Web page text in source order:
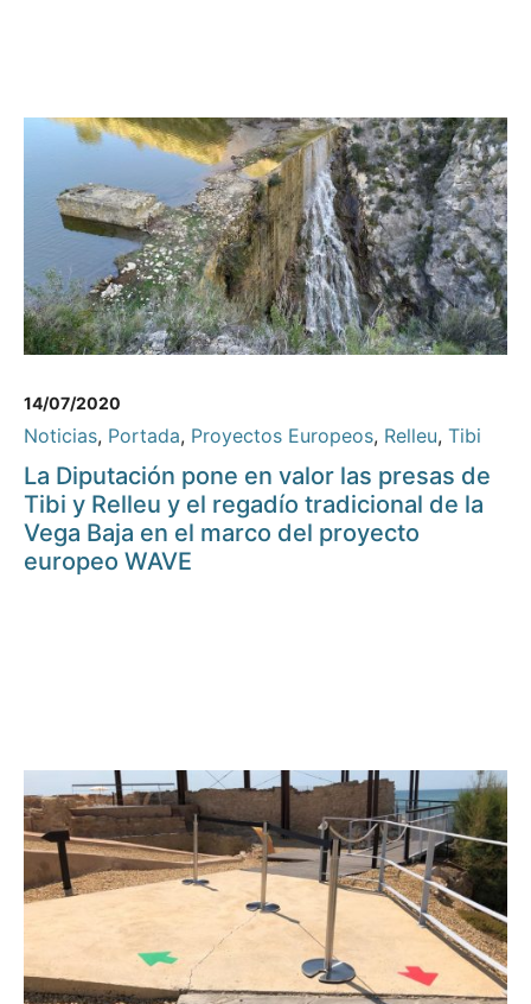
14/07/2020
Noticias, Portada, Proyectos Europeos, Relleu, Tibi
La Diputación pone en valor las presas de
Tibi y Relleu y el regadío tradicional de la
Vega Baja en el marco del proyecto
europeo WAVE